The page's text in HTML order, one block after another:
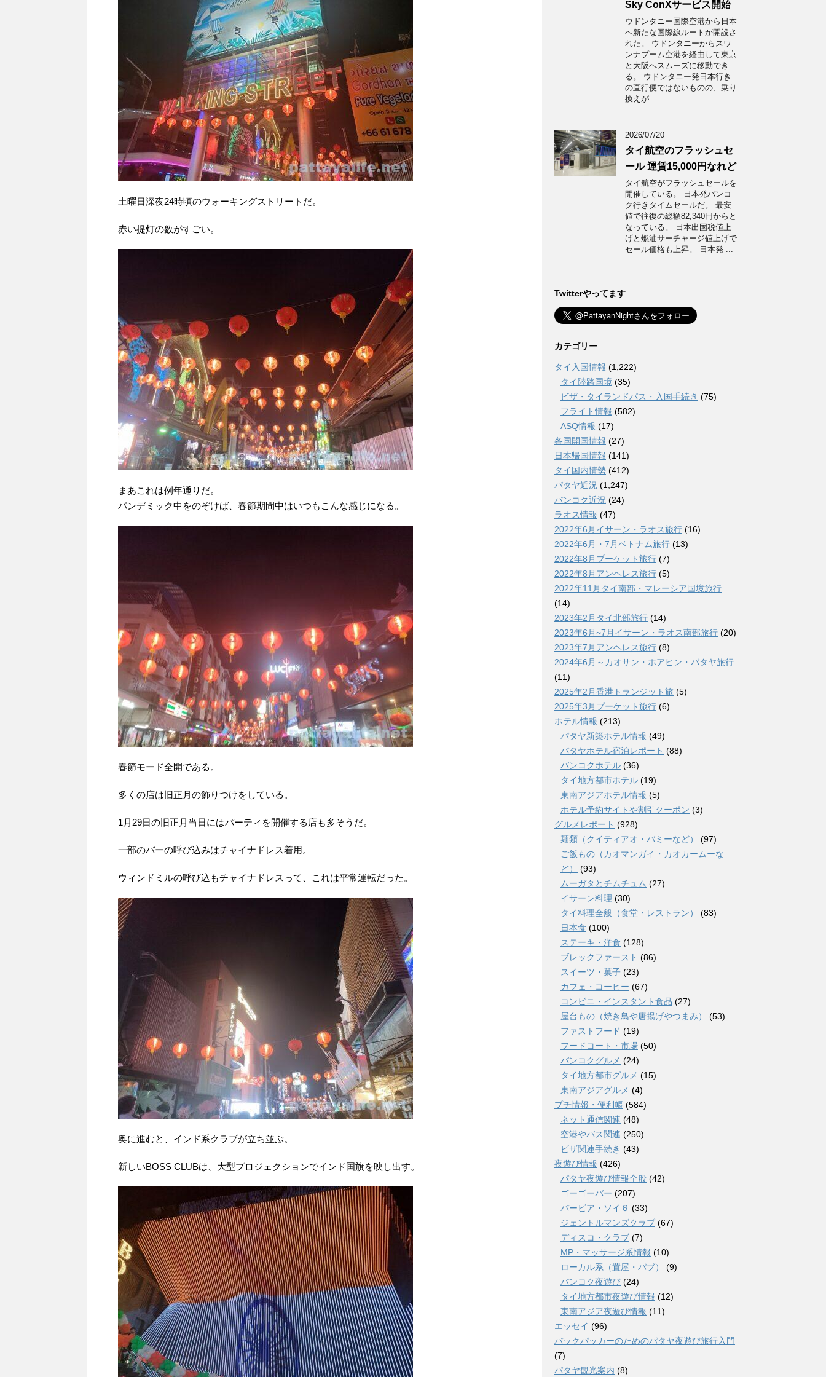
土曜日深夜24時頃のウォーキングストリートだ。
赤い提灯の数がすごい。
まあこれは例年通りだ。
パンデミック中をのぞけば、春節期間中はいつもこんな感じになる。
春節モード全開である。
多くの店は旧正月の飾りつけをしている。
1月29日の旧正月当日にはパーティを開催する店も多そうだ。
一部のバーの呼び込みはチャイナドレス着用。
ウィンドミルの呼び込もチャイナドレスって、これは平常運転だった。
奥に進むと、インド系クラブが立ち並ぶ。
新しいBOSS CLUBは、大型プロジェクションでインド国旗を映し出す。
Sky ConXサービス開始
ウドンタニー国際空港から日本
へ新たな国際線ルートが開設さ
れた。 ウドンタニーからスワ
ンナプーム空港を経由して東京
と大阪へスムーズに移動でき
る。 ウドンタニー発日本行き
の直行便ではないものの、乗り
換えが ...
2026/07/20
タイ航空のフラッシュセ
ール 運賃15,000円なれど
タイ航空がフラッシュセールを
開催している。 日本発バンコ
ク行きタイムセールだ。 最安
値で往復の総額82,340円からと
なっている。 日本出国税値上
げと燃油サーチャージ値上げで
セール価格も上昇。 日本発 ...
Twitterやってます
カテゴリー
タイ入国情報 (1,222)
タイ陸路国境 (35)
ビザ・タイランドパス・入国手続き (75)
フライト情報 (582)
ASQ情報 (17)
各国開国情報 (27)
日本帰国情報 (141)
タイ国内情勢 (412)
パタヤ近況 (1,247)
バンコク近況 (24)
ラオス情報 (47)
2022年6月イサーン・ラオス旅行 (16)
2022年6月・7月ベトナム旅行 (13)
2022年8月プーケット旅行 (7)
2022年8月アンヘレス旅行 (5)
2022年11月タイ南部・マレーシア国境旅行
(14)
2023年2月タイ北部旅行 (14)
2023年6月~7月イサーン・ラオス南部旅行 (20)
2023年7月アンヘレス旅行 (8)
2024年6月～カオサン・ホアヒン・パタヤ旅行
(11)
2025年2月香港トランジット旅 (5)
2025年3月プーケット旅行 (6)
ホテル情報 (213)
パタヤ新築ホテル情報 (49)
パタヤホテル宿泊レポート (88)
バンコクホテル (36)
タイ地方都市ホテル (19)
東南アジアホテル情報 (5)
ホテル予約サイトや割引クーポン (3)
グルメレポート (928)
麺類（クイティアオ・バミーなど）
(97)
ご飯もの（カオマンガイ・カオカームーな
ど）
(93)
ムーガタとチムチュム (27)
イサーン料理 (30)
タイ料理全般（食堂・レストラン）
(83)
日本食 (100)
ステーキ・洋食 (128)
ブレックファースト (86)
スイーツ・菓子 (23)
カフェ・コーヒー (67)
コンビニ・インスタント食品 (27)
屋台もの（焼き鳥や唐揚げやつまみ）
(53)
ファストフード (19)
フードコート・市場 (50)
バンコクグルメ (24)
タイ地方都市グルメ (15)
東南アジアグルメ (4)
プチ情報・便利帳 (584)
ネット通信関連 (48)
空港やバス関連 (250)
ビザ関連手続き (43)
夜遊び情報 (426)
パタヤ夜遊び情報全般 (42)
ゴーゴーバー (207)
バービア・ソイ６ (33)
ジェントルマンズクラブ (67)
ディスコ・クラブ (7)
MP・マッサージ系情報 (10)
ローカル系（置屋・パブ）
(9)
バンコク夜遊び (24)
タイ地方都市夜遊び情報 (12)
東南アジア夜遊び情報 (11)
エッセイ (96)
バックパッカーのためのパタヤ夜遊び旅行入門
(7)
パタヤ観光案内 (8)